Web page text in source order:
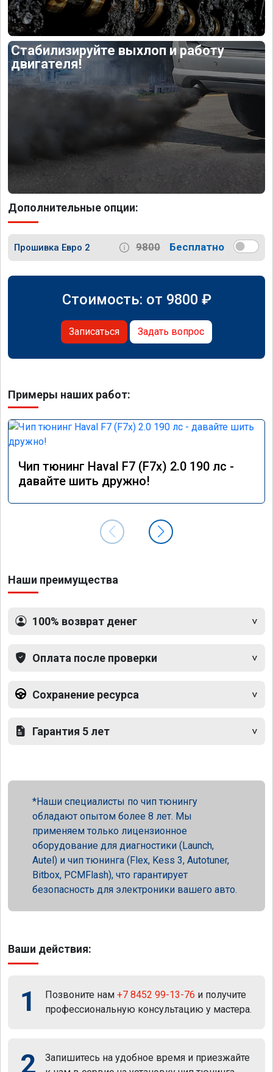
Стабилизируйте выхлоп и работу
двигателя!
Дополнительные опции:
Прошивка Евро 2 9800 Бесплатно
Стоимость: от 9800 ₽
Записаться Задать вопрос
Примеры наших работ:
Чип тюнинг Haval F7 (F7x) 2.0 190 лс -
давайте шить дружно!
Наши преимущества
100% возврат денег
Оплата после проверки
Сохранение ресурса
Гарантия 5 лет
Наши специалисты по чип тюнингу
обладают опытом более 8 лет. Мы
применяем только лицензионное
оборудование для диагностики (Launch,
Autel) и чип тюнинга (Flex, Kess 3, Autotuner,
Bitbox, PCMFlash), что гарантирует
безопасность для электроники вашего авто.
Ваши действия:
1 Позвоните нам +7 8452 99-13-76 и получите
профессиональную консультацию у мастера.
2
Запишитесь на удобное время и приезжайте